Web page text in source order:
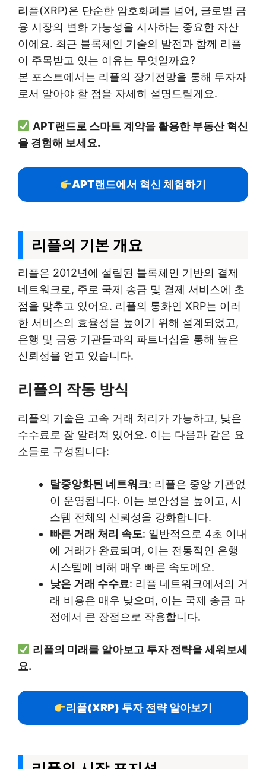
리플(XRP)은 단순한 암호화폐를 넘어, 글로벌 금
융 시장의 변화 가능성을 시사하는 중요한 자산
이에요. 최근 블록체인 기술의 발전과 함께 리플
이 주목받고 있는 이유는 무엇일까요?
본 포스트에서는 리플의 장기전망을 통해 투자자
로서 알아야 할 점을 자세히 설명드릴게요.
APT랜드로 스마트 계약을 활용한 부동산 혁신
을 경험해 보세요.
APT랜드에서 혁신 체험하기
리플의 기본 개요
리플은 2012년에 설립된 블록체인 기반의 결제
네트워크로, 주로 국제 송금 및 결제 서비스에 초
점을 맞추고 있어요. 리플의 통화인 XRP는 이러
한 서비스의 효율성을 높이기 위해 설계되었고,
은행 및 금융 기관들과의 파트너십을 통해 높은
신뢰성을 얻고 있습니다.
리플의 작동 방식
리플의 기술은 고속 거래 처리가 가능하고, 낮은
수수료로 잘 알려져 있어요. 이는 다음과 같은 요
소들로 구성됩니다:
탈중앙화된 네트워크: 리플은 중앙 기관없
이 운영됩니다. 이는 보안성을 높이고, 시
스템 전체의 신뢰성을 강화합니다.
빠른 거래 처리 속도: 일반적으로 4초 이내
에 거래가 완료되며, 이는 전통적인 은행
시스템에 비해 매우 빠른 속도에요.
낮은 거래 수수료: 리플 네트워크에서의 거
래 비용은 매우 낮으며, 이는 국제 송금 과
정에서 큰 장점으로 작용합니다.
리플의 미래를 알아보고 투자 전략을 세워보세
요.
리플(XRP) 투자 전략 알아보기